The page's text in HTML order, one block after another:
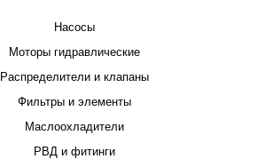
Насосы
Моторы гидравлические
Распределители и клапаны
Фильтры и элементы
Маслоохладители
РВД и фитинги